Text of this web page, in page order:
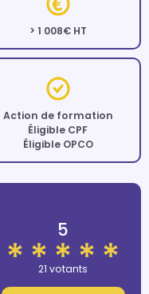
> 1 008€ HT
Action de formation
Éligible CPF
Éligible OPCO
5
21 votants